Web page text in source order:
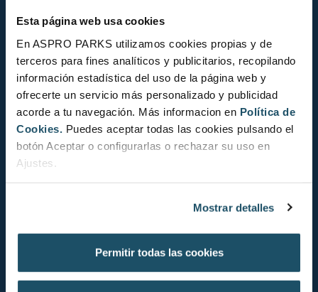
Esta página web usa cookies
En ASPRO PARKS utilizamos cookies propias y de
terceros para fines analíticos y publicitarios, recopilando
información estadística del uso de la página web y
ofrecerte un servicio más personalizado y publicidad
acorde a tu navegación. Más informacion en Política de
Cookies.
Puedes aceptar todas las cookies pulsando el
botón Aceptar o configurarlas o rechazar su uso en
Ajustes.
Mostrar detalles
Permitir todas las cookies
STATUT DE CONSERVATION